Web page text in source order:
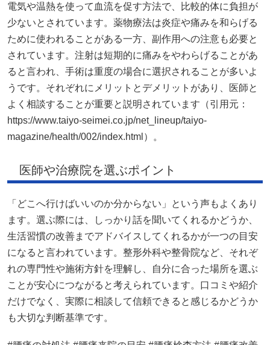
電気や温熱を使って血流を促す方法で、比較的体に負担が
少ないとされています。薬物療法は炎症や痛みを和らげる
ために使われることがある一方、副作用への注意も必要と
されています。注射は短期的に痛みをやわらげることがあ
ると言われ、手術は重度の場合に選択されることが多いよ
うです。それぞれにメリットとデメリットがあり、医師と
よく相談することが重要と説明されています（引用元：
https://www.taiyo-seimei.co.jp/net_lineup/taiyo-
magazine/health/002/index.html）。
医師や治療院を選ぶポイント
「どこへ行けばいいのか分からない」という声もよくあり
ます。選ぶ際には、しっかり話を聞いてくれるかどうか、
生活習慣の改善までアドバイスしてくれるかが一つの目安
になると言われています。整形外科や整骨院など、それぞ
れの専門性や施術方針を理解し、自分に合った場所を選ぶ
ことが安心につながると考えられています。口コミや紹介
だけでなく、実際に相談して信頼できると感じるかどうか
も大切な判断基準です。